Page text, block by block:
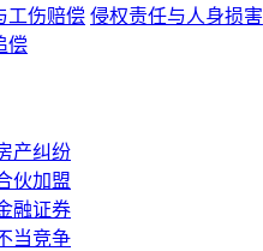
工伤赔偿 侵权责任与人身损害
偿
产纠纷
伙加盟
融证券
当竞争